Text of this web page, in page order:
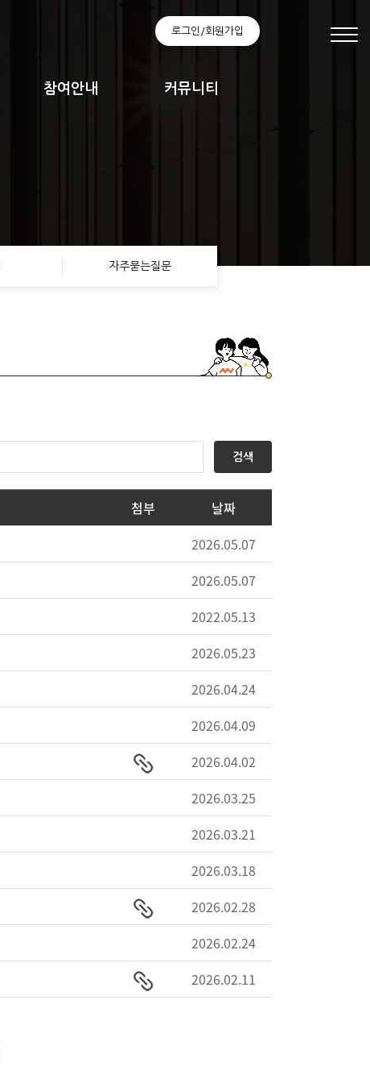
로그인/회원가입
참여안내 커뮤니티
자주묻는질문
검색
첨부
날짜
2026.05.07
2026.05.07
2022.05.13
2026.05.23
2026.04.24
2026.04.09
2026.04.02
2026.03.25
2026.03.21
2026.03.18
2026.02.28
2026.02.24
2026.02.11